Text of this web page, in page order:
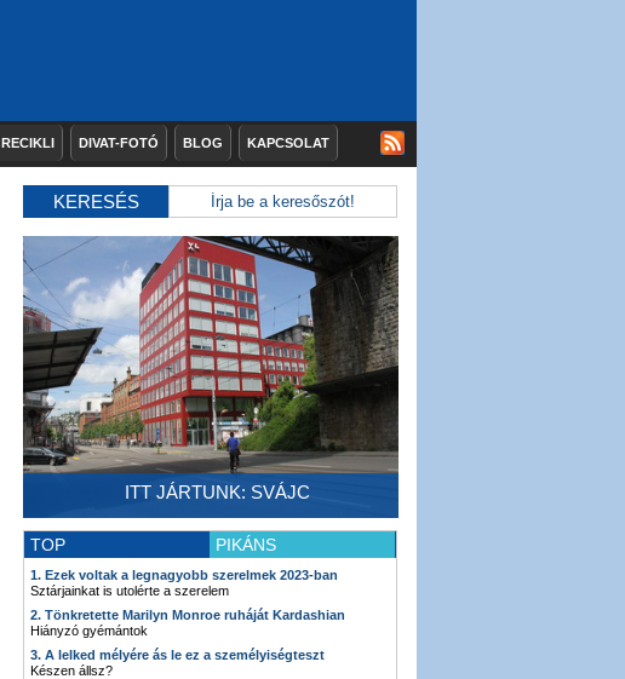
RECIKLI DIVAT-FOTÓ BLOG KAPCSOLAT
KERESÉS
ITT JÁRTUNK: SVÁJC
TOP PIKÁNS
1. Ezek voltak a legnagyobb szerelmek 2023-ban
Sztárjainkat is utolérte a szerelem
2. Tönkretette Marilyn Monroe ruháját Kardashian
Hiányzó gyémántok
3. A lelked mélyére ás le ez a személyiségteszt
Készen állsz?